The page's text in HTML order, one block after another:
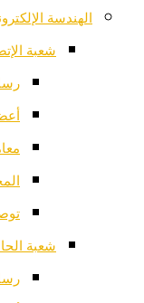
الهندسة
شعبة
شعبة